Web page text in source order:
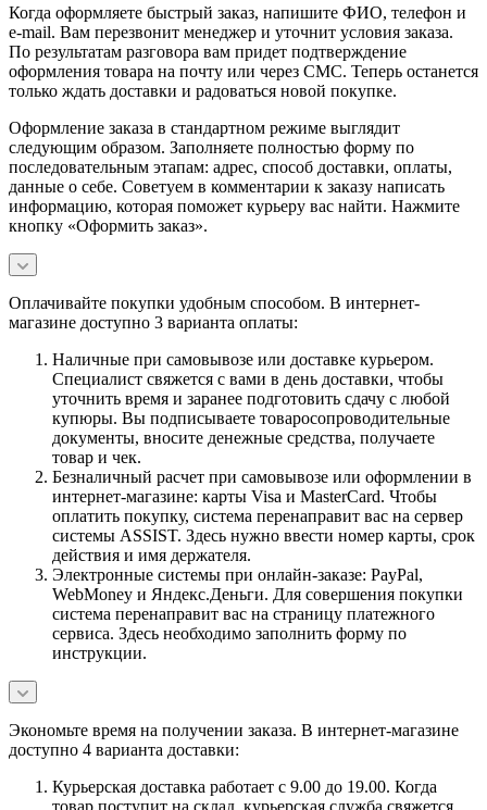
Когда оформляете быстрый заказ, напишите ФИО, телефон и
e-mail. Вам перезвонит менеджер и уточнит условия заказа.
По результатам разговора вам придет подтверждение
оформления товара на почту или через СМС. Теперь останется
только ждать доставки и радоваться новой покупке.
Оформление заказа в стандартном режиме выглядит
следующим образом. Заполняете полностью форму по
последовательным этапам: адрес, способ доставки, оплаты,
данные о себе. Советуем в комментарии к заказу написать
информацию, которая поможет курьеру вас найти. Нажмите
кнопку «Оформить заказ».
Оплачивайте покупки удобным способом. В интернет-
магазине доступно 3 варианта оплаты:
Наличные при самовывозе или доставке курьером.
Специалист свяжется с вами в день доставки, чтобы
уточнить время и заранее подготовить сдачу с любой
купюры. Вы подписываете товаросопроводительные
документы, вносите денежные средства, получаете
товар и чек.
Безналичный расчет при самовывозе или оформлении в
интернет-магазине: карты Visa и MasterCard. Чтобы
оплатить покупку, система перенаправит вас на сервер
системы ASSIST. Здесь нужно ввести номер карты, срок
действия и имя держателя.
Электронные системы при онлайн-заказе: PayPal,
WebMoney и Яндекс.Деньги. Для совершения покупки
система перенаправит вас на страницу платежного
сервиса. Здесь необходимо заполнить форму по
инструкции.
Экономьте время на получении заказа. В интернет-магазине
доступно 4 варианта доставки:
Курьерская доставка работает с 9.00 до 19.00. Когда
товар поступит на склад, курьерская служба свяжется